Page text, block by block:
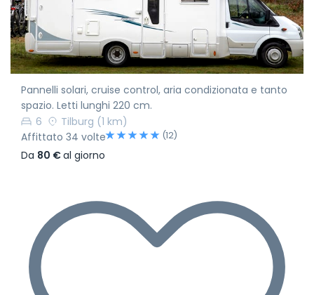
Pannelli solari, cruise control, aria condizionata e tanto
spazio. Letti lunghi 220 cm.
6
Tilburg (1 km)
Affittato 34 volte
(12)
Da 80 €al giorno